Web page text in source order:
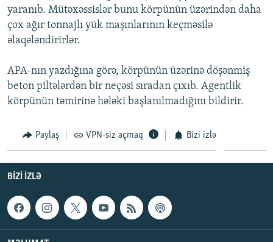
KARIKATURA
İSLAM VƏ DEMOKRATIYA
İZ - MƏDƏNIYYƏT PROQRAMI
PEŞƏ ETIKASI VƏ JURNALISTIKA STANDARTLARIMIZ
MATERIALLARIMIZDAN ISTIFADƏ
AZADLIQRADIOSU MOBIL TELEFONUNUZDA
BIZIMLƏ ƏLAQƏ
XƏBƏR BÜLLETENLƏRIMIZ
RFE/RL-in bütün saytları
yaranıb. Mütəxəssislər bunu körpünün üzərindən daha
çox ağır tonnajlı yük maşınlarının keçməsilə
əlaqələndirirlər.
APA-nın yazdığına görə, körpünün üzərinə döşənmiş
beton piltələrdən bir neçəsi sıradan çıxıb. Agentlik
körpünün təmirinə hələki başlanılmadığını bildirir.
Paylaş VPN-siz açmaq Bizi izlə
BIZI IZLƏ